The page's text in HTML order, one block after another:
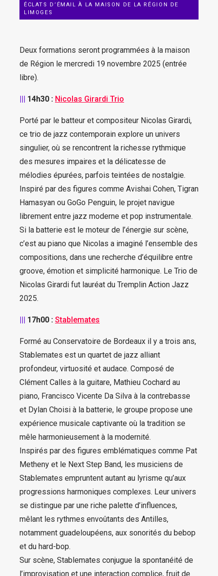
ÉCLATS D’ÉMAIL À LA MAISON DE LA RÉGION DE
LIMOGES
Deux formations seront programmées à la maison
de Région le mercredi 19 novembre 2025 (entrée
libre).
||| 14h30 : Nicolas Girardi Trio
Porté par le batteur et compositeur Nicolas Girardi,
ce trio de jazz contemporain explore un univers
singulier, où se rencontrent la richesse rythmique
des mesures impaires et la délicatesse de
mélodies épurées, parfois teintées de nostalgie.
Inspiré par des figures comme Avishai Cohen, Tigran
Hamasyan ou GoGo Penguin, le projet navigue
librement entre jazz moderne et pop instrumentale.
Si la batterie est le moteur de l’énergie sur scène,
c’est au piano que Nicolas a imaginé l’ensemble des
compositions, dans une recherche d’équilibre entre
groove, émotion et simplicité harmonique. Le Trio de
Nicolas Girardi fut lauréat du Tremplin Action Jazz
2025.
||| 17h00 : Stablemates
Formé au Conservatoire de Bordeaux il y a trois ans,
Stablemates est un quartet de jazz alliant
profondeur, virtuosité et audace. Composé de
Clément Calles à la guitare, Mathieu Cochard au
piano, Francisco Vicente Da Silva à la contrebasse
et Dylan Choisi à la batterie, le groupe propose une
expérience musicale captivante où la tradition se
mêle harmonieusement à la modernité.
Inspirés par des figures emblématiques comme Pat
Metheny et le Next Step Band, les musiciens de
Stablemates empruntent autant au lyrisme qu’aux
progressions harmoniques complexes. Leur univers
se distingue par une riche palette d’influences,
mêlant les rythmes envoûtants des Antilles,
notamment guadeloupéens, aux sonorités du bebop
et du hard-bop.
Sur scène, Stablemates conjugue la spontanéité de
l’improvisation et une interaction complice, fruit de